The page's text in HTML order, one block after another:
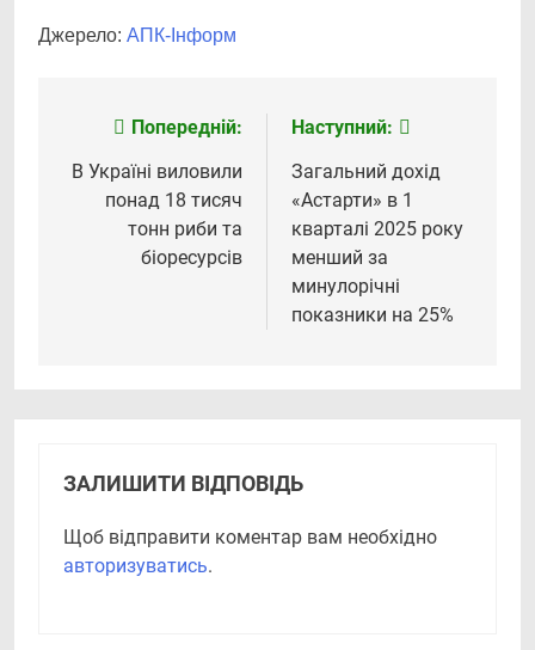
Джерело: АПК-Інформ
Навігація
записів
Попередній:
В Україні виловили
понад 18 тисяч
тонн риби та
біоресурсів
Наступний:
Загальний дохід
«Астарти» в 1
кварталі 2025 року
менший за
минулорічні
показники на 25%
ЗАЛИШИТИ ВІДПОВІДЬ
Щоб відправити коментар вам необхідно
авторизуватись.